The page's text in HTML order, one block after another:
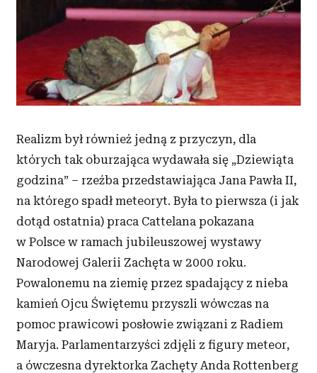
Realizm był również jedną z przyczyn, dla
których tak oburzająca wydawała się „Dziewiąta
godzina” – rzeźba przedstawiająca Jana Pawła II,
na którego spadł meteoryt. Była to pierwsza (i jak
dotąd ostatnia) praca Cattelana pokazana
w Polsce w ramach jubileuszowej wystawy
Narodowej Galerii Zachęta w 2000 roku.
Powalonemu na ziemię przez spadający z nieba
kamień Ojcu Świętemu przyszli wówczas na
pomoc prawicowi posłowie związani z Radiem
Maryja. Parlamentarzyści zdjęli z figury meteor,
a ówczesna dyrektorka Zachęty Anda Rottenberg